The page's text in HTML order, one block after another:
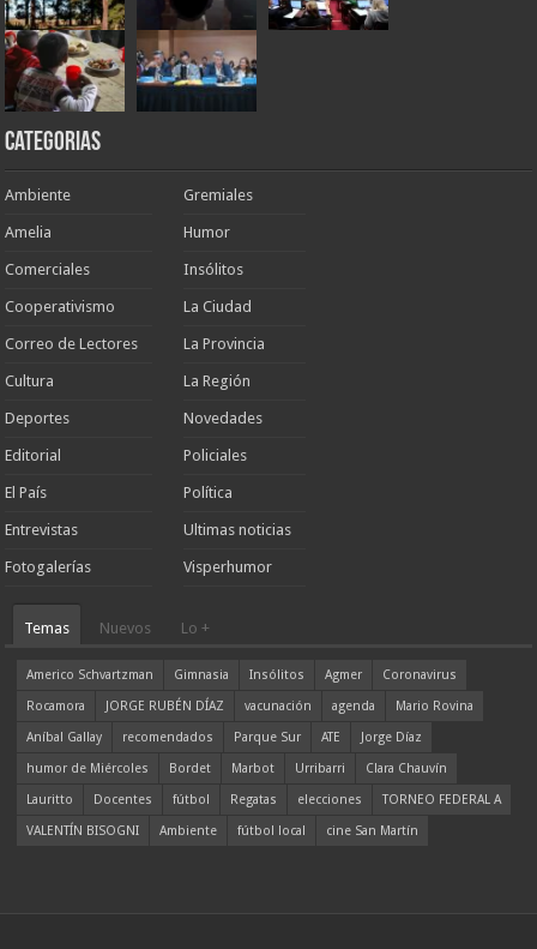
Categorias
Ambiente
Amelia
Comerciales
Cooperativismo
Correo de Lectores
Cultura
Deportes
Editorial
El País
Entrevistas
Fotogalerías
Gremiales
Humor
Insólitos
La Ciudad
La Provincia
La Región
Novedades
Policiales
Política
Ultimas noticias
Visperhumor
Temas Nuevos Lo +
Americo Schvartzman Gimnasia Insólitos Agmer
Coronavirus
Rocamora
JORGE RUBÉN DÍAZ vacunación agenda
Mario Rovina
Aníbal Gallay
recomendados Parque Sur ATE
Jorge Díaz
humor de Miércoles
Bordet Marbot Urribarri
Clara Chauvín
Lauritto
Docentes fútbol Regatas elecciones
TORNEO FEDERAL A
VALENTÍN BISOGNI
Ambiente fútbol local cine San Martín